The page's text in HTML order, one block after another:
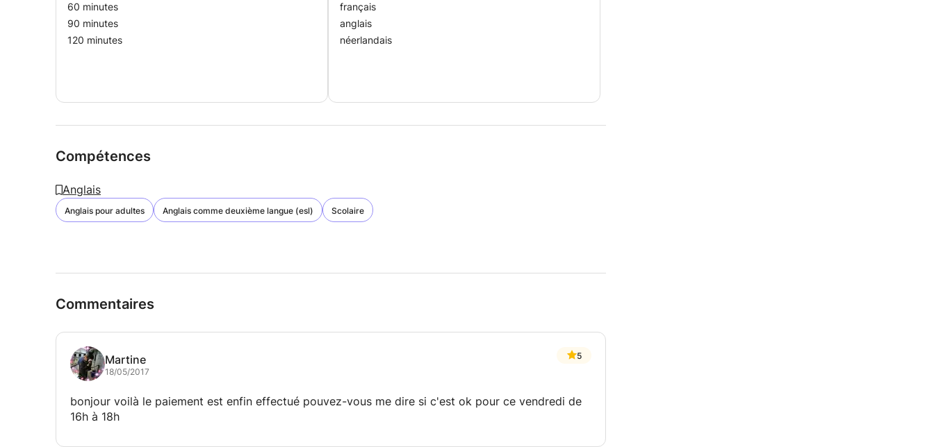
60 minutes
90 minutes
120 minutes
français
anglais
néerlandais
Compétences
Anglais
Anglais pour adultes Anglais comme deuxième langue (esl) Scolaire
Commentaires
Martine
18/05/2017
5
bonjour voilà le paiement est enfin effectué pouvez-vous me dire si c'est ok pour ce vendredi de
16h à 18h